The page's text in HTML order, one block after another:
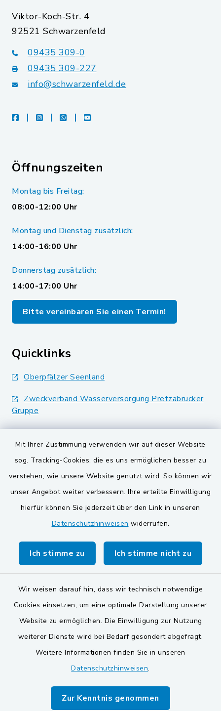
Mit Ihrer Zustimmung verwenden wir auf dieser Website
sog. Tracking-Cookies, die es uns ermöglichen besser zu
verstehen, wie unsere Website genutzt wird. So können wir
unser Angebot weiter verbessern. Ihre erteilte Einwilligung
hierfür können Sie jederzeit über den Link in unseren
Datenschutzhinweisen widerrufen.
Ich stimme zu Ich stimme nicht zu
Wir weisen darauf hin, dass wir technisch notwendige
Cookies einsetzen, um eine optimale Darstellung unserer
Website zu ermöglichen. Die Einwilligung zur Nutzung
weiterer Dienste wird bei Bedarf gesondert abgefragt.
Weitere Informationen finden Sie in unseren
Datenschutzhinweisen.
Zur Kenntnis genommen
Viktor-Koch-Str. 4
92521 Schwarzenfeld
09435 309-0
09435 309-227
info@schwarzenfeld.de
facebookinstagramwhatsappyoutube
Öffnungszeiten
Montag bis Freitag:
08:00-12:00 Uhr
Montag und Dienstag zusätzlich:
14:00-16:00 Uhr
Donnerstag zusätzlich:
14:00-17:00 Uhr
Bitte vereinbaren Sie einen Termin!
Quicklinks
Oberpfälzer Seenland
Zweckverband Wasserversorgung Pretzabrucker
Gruppe
Landkreis Schwandorf
VG und Gemeinden
Gemeinde Schwarzach bei Nabburg
Gemeinde Stulln
Verwaltungsgemeinschaft Schwarzenfeld
Barrierefreiheit
Impressum